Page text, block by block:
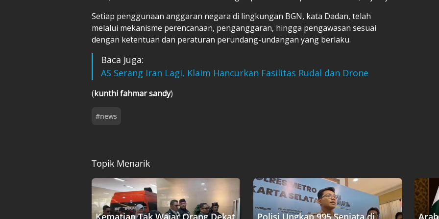
Setiap penggunaan anggaran negara di lingkungan BGN, kata Dadan, telah
melalui mekanisme perencanaan, penganggaran, hingga pengawasan sesuai
dengan ketentuan dan peraturan perundang-undangan yang berlaku.
Baca Juga:
AS Serang Iran Lagi, Klaim Hancurkan Fasilitas Rudal dan Drone
(kunthi fahmar sandy)
#news
Topik Menarik
Kematian Tak Wajar Orang Dekat Polisi Ungkap 995 Senjata di